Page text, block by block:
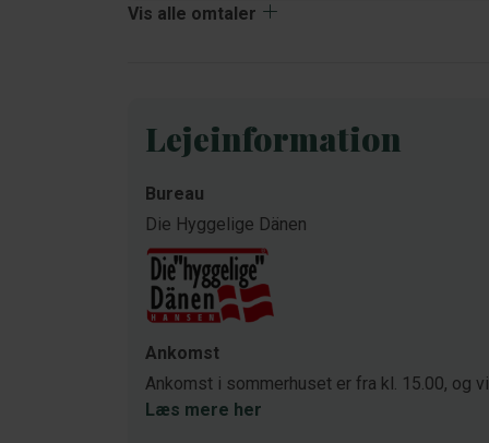
Vis alle omtaler
Lejeinformation
Bureau
Die Hyggelige Dänen
Ankomst
Ankomst i sommerhuset er fra kl. 15.00, og
Læs mere her